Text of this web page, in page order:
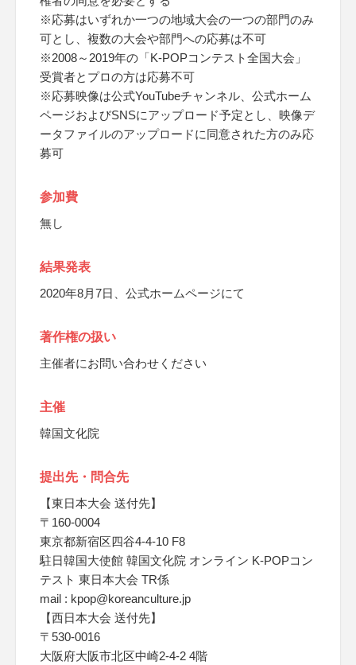
※応募はいずれか一つの地域大会の一つの部門のみ
可とし、複数の大会や部門への応募は不可
※2008～2019年の「K-POPコンテスト全国大会」
受賞者とプロの方は応募不可
※応募映像は公式YouTubeチャンネル、公式ホーム
ページおよびSNSにアップロード予定とし、映像デ
ータファイルのアップロードに同意された方のみ応
募可
参加費
無し
結果発表
2020年8月7日、公式ホームページにて
著作権の扱い
主催者にお問い合わせください
主催
韓国文化院
提出先・問合先
【東日本大会 送付先】
〒160-0004
東京都新宿区四谷4-4-10 F8
駐日韓国大使館 韓国文化院 オンライン K-POPコン
テスト 東日本大会 TR係
mail : kpop@koreanculture.jp
【西日本大会 送付先】
〒530-0016
大阪府大阪市北区中崎2-4-2 4階